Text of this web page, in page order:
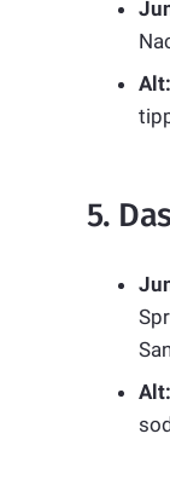
Alt:
5.
Alt: